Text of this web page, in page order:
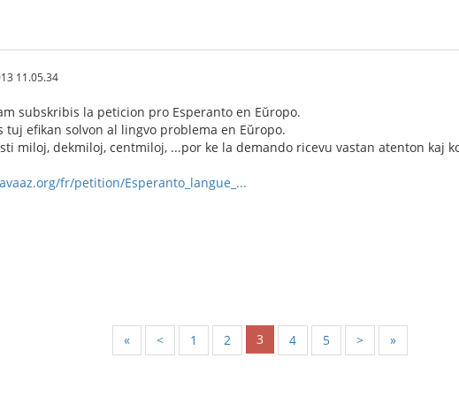
11.05.34
subskribis la peticion pro Esperanto en Eŭropo.
tuj efikan solvon al lingvo problema en Eŭropo.
miloj, dekmiloj, centmiloj, ...por ke la demando ricevu vastan atenton kaj
fr/petition/Esperanto_langue_...
« < 1 2 3 4 5 > »